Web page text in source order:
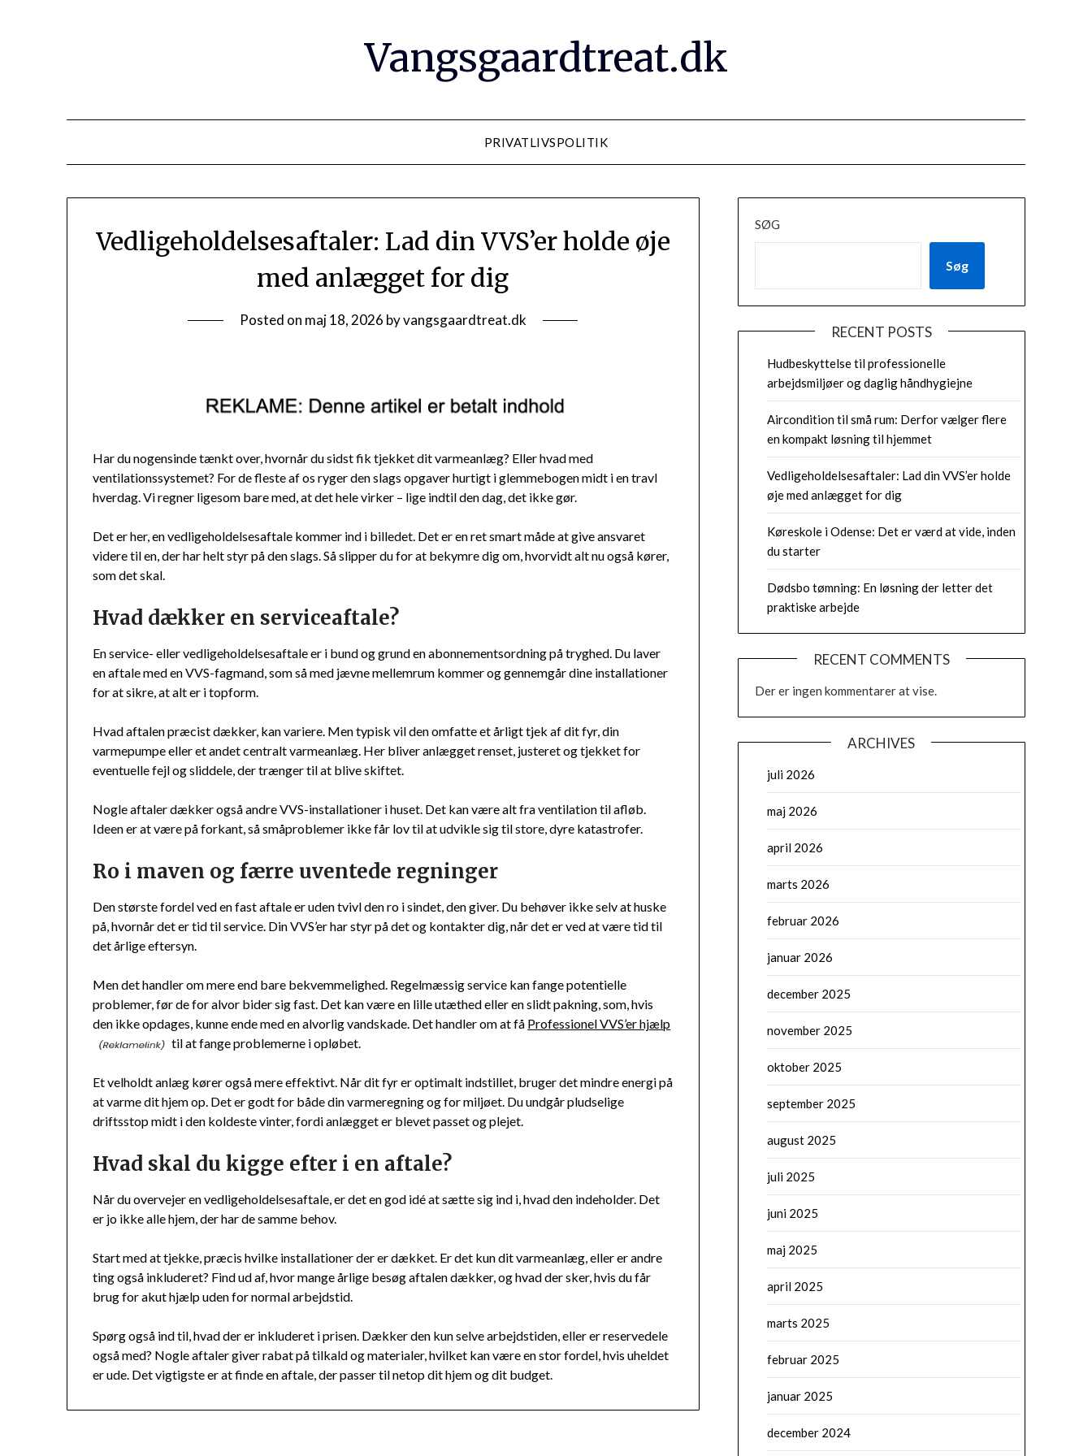
Vangsgaardtreat.dk
PRIVATLIVSPOLITIK
Vedligeholdelsesaftaler: Lad din VVS’er holde øje
med anlægget for dig
Posted on maj 18, 2026 byvangsgaardtreat.dk
Har du nogensinde tænkt over, hvornår du sidst fik tjekket dit varmeanlæg? Eller hvad med
ventilationssystemet? For de fleste af os ryger den slags opgaver hurtigt i glemmebogen midt i en travl
hverdag. Vi regner ligesom bare med, at det hele virker – lige indtil den dag, det ikke gør.
Det er her, en vedligeholdelsesaftale kommer ind i billedet. Det er en ret smart måde at give ansvaret
videre til en, der har helt styr på den slags. Så slipper du for at bekymre dig om, hvorvidt alt nu også kører,
som det skal.
Hvad dækker en serviceaftale?
En service- eller vedligeholdelsesaftale er i bund og grund en abonnementsordning på tryghed. Du laver
en aftale med en VVS-fagmand, som så med jævne mellemrum kommer og gennemgår dine installationer
for at sikre, at alt er i topform.
Hvad aftalen præcist dækker, kan variere. Men typisk vil den omfatte et årligt tjek af dit fyr, din
varmepumpe eller et andet centralt varmeanlæg. Her bliver anlægget renset, justeret og tjekket for
eventuelle fejl og sliddele, der trænger til at blive skiftet.
Nogle aftaler dækker også andre VVS-installationer i huset. Det kan være alt fra ventilation til afløb.
Ideen er at være på forkant, så småproblemer ikke får lov til at udvikle sig til store, dyre katastrofer.
Ro i maven og færre uventede regninger
Den største fordel ved en fast aftale er uden tvivl den ro i sindet, den giver. Du behøver ikke selv at huske
på, hvornår det er tid til service. Din VVS’er har styr på det og kontakter dig, når det er ved at være tid til
det årlige eftersyn.
Men det handler om mere end bare bekvemmelighed. Regelmæssig service kan fange potentielle
problemer, før de for alvor bider sig fast. Det kan være en lille utæthed eller en slidt pakning, som, hvis
den ikke opdages, kunne ende med en alvorlig vandskade. Det handler om at få Professionel VVS’er hjælp
til at fange problemerne i opløbet.
Et velholdt anlæg kører også mere effektivt. Når dit fyr er optimalt indstillet, bruger det mindre energi på
at varme dit hjem op. Det er godt for både din varmeregning og for miljøet. Du undgår pludselige
driftsstop midt i den koldeste vinter, fordi anlægget er blevet passet og plejet.
Hvad skal du kigge efter i en aftale?
Når du overvejer en vedligeholdelsesaftale, er det en god idé at sætte sig ind i, hvad den indeholder. Det
er jo ikke alle hjem, der har de samme behov.
Start med at tjekke, præcis hvilke installationer der er dækket. Er det kun dit varmeanlæg, eller er andre
ting også inkluderet? Find ud af, hvor mange årlige besøg aftalen dækker, og hvad der sker, hvis du får
brug for akut hjælp uden for normal arbejdstid.
Spørg også ind til, hvad der er inkluderet i prisen. Dækker den kun selve arbejdstiden, eller er reservedele
også med? Nogle aftaler giver rabat på tilkald og materialer, hvilket kan være en stor fordel, hvis uheldet
er ude. Det vigtigste er at finde en aftale, der passer til netop dit hjem og dit budget.
SØG
Søg
RECENT POSTS
Hudbeskyttelse til professionelle
arbejdsmiljøer og daglig håndhygiejne
Aircondition til små rum: Derfor vælger flere
en kompakt løsning til hjemmet
Vedligeholdelsesaftaler: Lad din VVS’er holde
øje med anlægget for dig
Køreskole i Odense: Det er værd at vide, inden
du starter
Dødsbo tømning: En løsning der letter det
praktiske arbejde
RECENT COMMENTS
Der er ingen kommentarer at vise.
ARCHIVES
juli 2026
maj 2026
april 2026
marts 2026
februar 2026
januar 2026
december 2025
november 2025
oktober 2025
september 2025
august 2025
juli 2025
juni 2025
maj 2025
april 2025
marts 2025
februar 2025
januar 2025
december 2024